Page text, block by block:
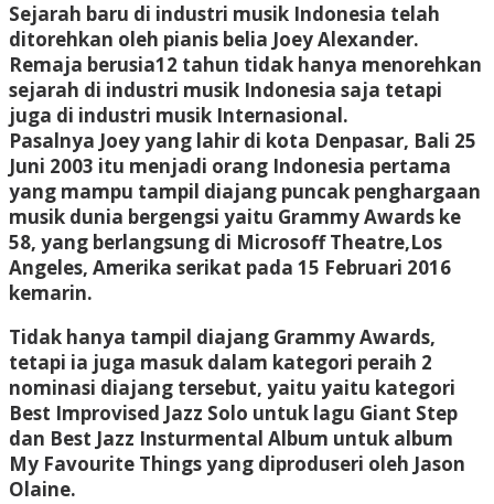
Sejarah baru di industri musik Indonesia telah
ditorehkan oleh pianis belia Joey Alexander.
Remaja berusia12 tahun tidak hanya menorehkan
sejarah di industri musik Indonesia saja tetapi
juga di industri musik Internasional.
Pasalnya Joey yang lahir di kota Denpasar, Bali 25
Juni 2003 itu menjadi orang Indonesia pertama
yang mampu tampil diajang puncak penghargaan
musik dunia bergengsi yaitu Grammy Awards ke
58, yang berlangsung di Microsoff Theatre,Los
Angeles, Amerika serikat pada 15 Februari 2016
kemarin.
Tidak hanya tampil diajang Grammy Awards,
tetapi ia juga masuk dalam kategori peraih 2
nominasi diajang tersebut, yaitu yaitu kategori
Best Improvised Jazz Solo untuk lagu Giant Step
dan Best Jazz Insturmental Album untuk album
My Favourite Things yang diproduseri oleh Jason
Olaine.